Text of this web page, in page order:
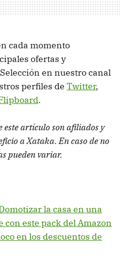
cada momento
ofertas y
en nuestro canal
perfiles de Twitter,
.
este artículo son afiliados y
a Xataka. En caso de no
pueden variar.
la casa en una
con este pack del Amazon
en los descuentos de